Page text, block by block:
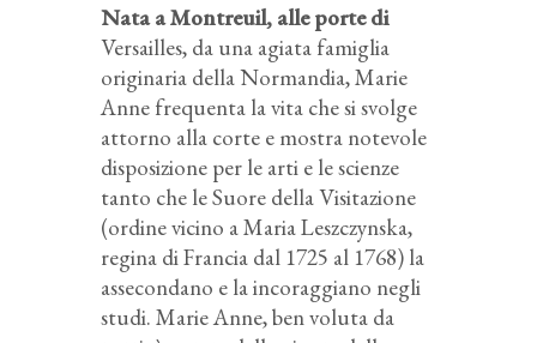
Nata a Montreuil, alle porte di
Versailles, da una agiata famiglia
originaria della Normandia, Marie
Anne frequenta la vita che si svolge
attorno alla corte e mostra notevole
disposizione per le arti e le scienze
tanto che le Suore della Visitazione
(ordine vicino a Maria Leszczynska,
regina di Francia dal 1725 al 1768) la
assecondano e la incoraggiano negli
studi. Marie Anne, ben voluta da